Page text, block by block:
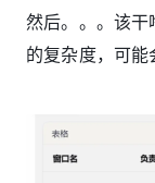
然后。。。该干
的复杂度，可能